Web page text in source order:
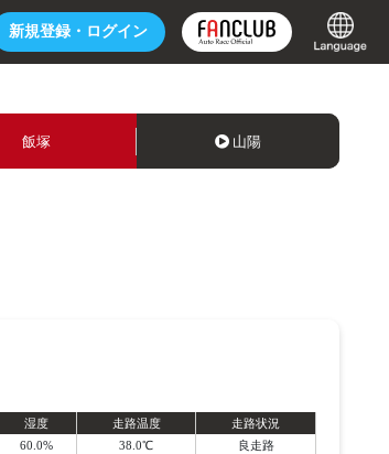
新規登録・ ログイン
飯塚 山陽
湿度 走路温度
走路状況
60.0% 38.0℃ 良走路